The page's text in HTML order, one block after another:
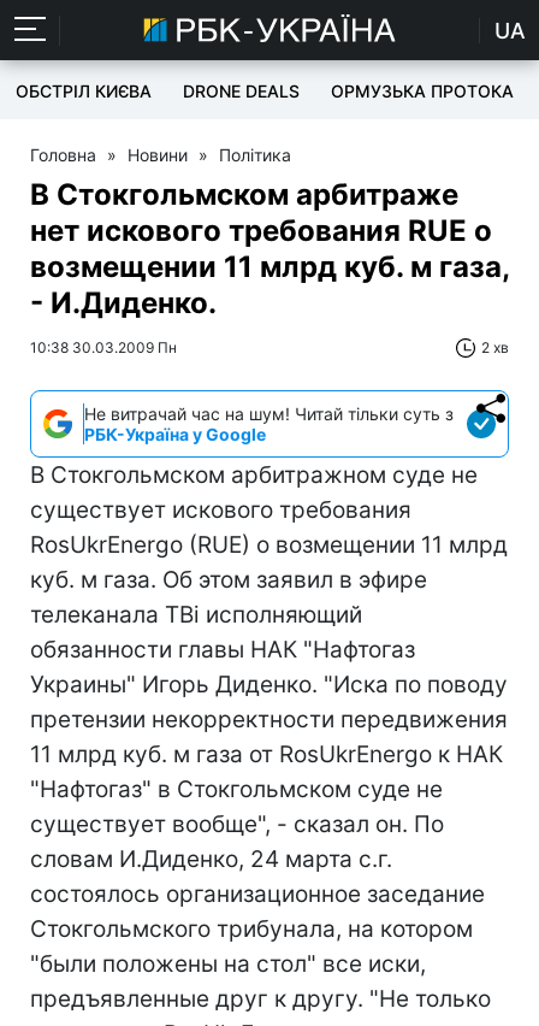
UA
ОБСТРІЛ КИЄВА DRONE DEALS ОРМУЗЬКА ПРОТОКА
Головна » Новини » Політика
В Стокгольмском арбитраже
нет искового требования RUE о
возмещении 11 млрд куб. м газа,
- И.Диденко.
10:38 30.03.2009 Пн 2 хв
Не витрачай час на шум! Читай тільки суть з
РБК-Україна у Google
В Стокгольмском арбитражном суде не
существует искового требования
RosUkrEnergo (RUE) о возмещении 11 млрд
куб. м газа. Об этом заявил в эфире
телеканала TBi исполняющий
обязанности главы НАК "Нафтогаз
Украины" Игорь Диденко. "Иска по поводу
претензии некорректности передвижения
11 млрд куб. м газа от RosUkrEnergo к НАК
"Нафтогаз" в Стокгольмском суде не
существует вообще", - сказал он. По
словам И.Диденко, 24 марта с.г.
состоялось организационное заседание
Стокгольмского трибунала, на котором
"были положены на стол" все иски,
предъявленные друг к другу. "Не только